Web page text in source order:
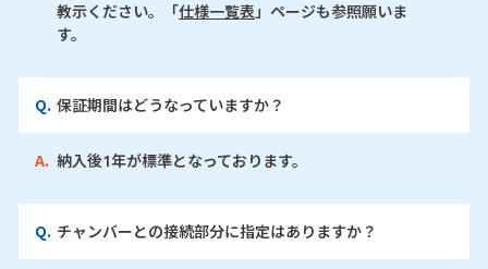
教示ください。「仕様一覧表」ページも参照願いま
す。
Q. 保証期間はどうなっていますか？
A. 納入後1年が標準となっております。
Q. チャンバーとの接続部分に指定はありますか？